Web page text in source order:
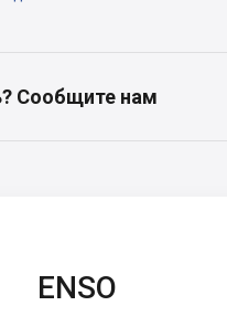
Сообщите нам
ENSO